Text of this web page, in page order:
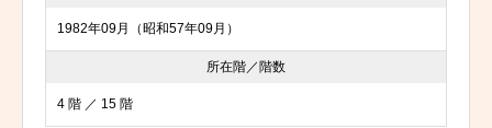
1982年09月（昭和57年09月）
所在階／階数
4 階 ／ 15 階